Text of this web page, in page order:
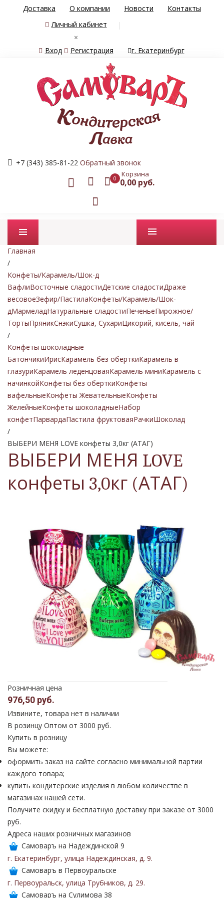
Доставка О компании Новости
Контакты
Личный кабинет
×
Вход
Регистрация г. Екатеринбург
+7 (343) 385-81-22 Обратный звонок
0 Корзина
0,00 руб.
Промо товары
Главная
/
Конфеты/Карамель/Шок-д
ВафлиВосточные сладостиДетские сладостиДраже
весовоеЗефир/ПастилаКонфеты/Карамель/Шок-
дМармеладНатуральные сладостиПеченьеПирожное/
ТортыПряникСнэкиСушка, СухариЦикорий, кисель, чай
/
Конфеты шоколадные
БатончикиИрисКарамель без оберткиКарамель в
глазуриКарамель леденцоваяКарамель миниКарамель с
начинкойКонфеты без оберткиКонфеты
вафельныеКонфеты ЖевательныеКонфеты
ЖелейныеКонфеты шоколадныеНабор
конфетПарвардаПастила фруктоваяРачкиШоколад
/
ВЫБЕРИ МЕНЯ LOVE конфеты 3,0кг (АТАГ)
ВЫБЕРИ МЕНЯ LOVE
конфеты 3,0кг (АТАГ)
Розничная цена
976,50 руб.
Извините, товара нет в наличии
В розинцу Оптом от 3000 руб.
Купить в розницу
Вы можете:
оформить заказ на сайте согласно минимальной партии
каждого товара;
купить кондитерские изделия в любом количестве в
магазинах нашей сети.
Получите скидку и бесплатную доставку при заказе от 3000
руб.
Адреса наших розничных магазинов
Самоваръ на Надеждинской 9
г. Екатеринбург, улица Надеждинская, д. 9.
Самоваръ в Первоуральске
г. Первоуральск, улица Трубников, д. 29.
Самоваръ на Сулимова 38